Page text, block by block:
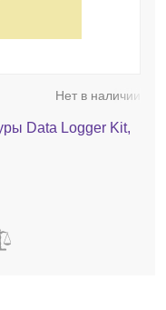
Нет в наличии
Data Logger Kit,